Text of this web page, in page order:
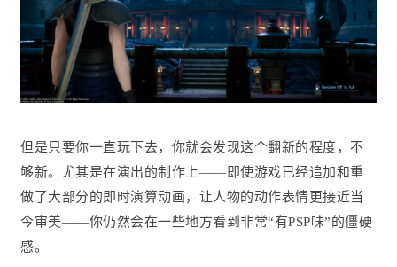
但是只要你一直玩下去，你就会发现这个翻新的程度，不
够新。尤其是在演出的制作上——即使游戏已经追加和重
做了大部分的即时演算动画，让人物的动作表情更接近当
今审美——你仍然会在一些地方看到非常“有PSP味”的僵硬
感。